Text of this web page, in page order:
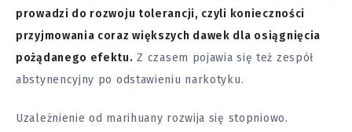
prowadzi do rozwoju tolerancji, czyli konieczności
przyjmowania coraz większych dawek dla osiągnięcia
pożądanego efektu. Z czasem pojawia się też zespół
abstynencyjny po odstawieniu narkotyku.
Uzależnienie od marihuany rozwija się stopniowo.